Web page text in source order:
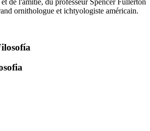
de l'amitié, du professeur Spencer Fullerton
ornithologue et ichtyologiste américain.